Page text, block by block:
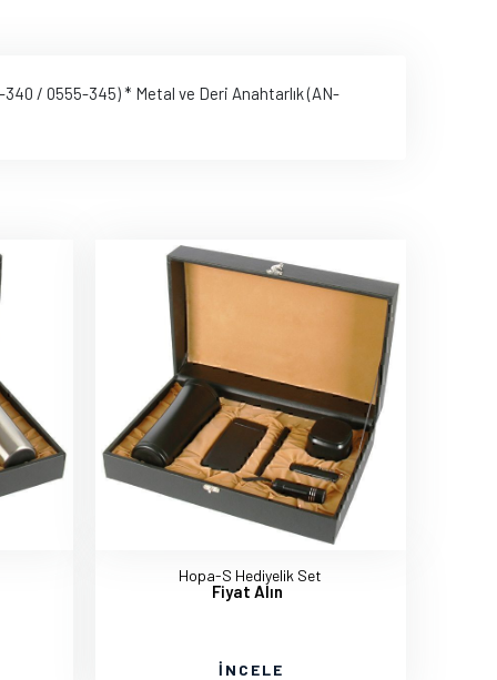
/ 0555-345) * Metal ve Deri Anahtarlık (AN-
Hopa-S Hediyelik Set
Fiyat Alın
İNCELE